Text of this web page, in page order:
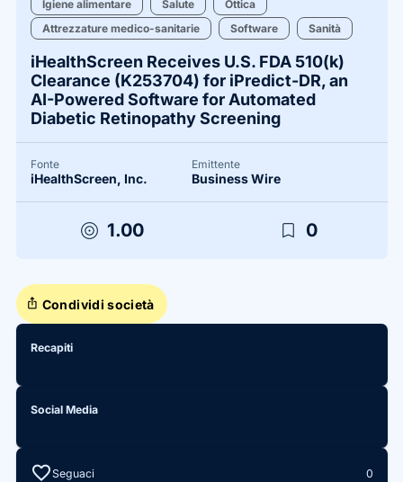
Igiene alimentare
Salute
Ottica
Attrezzature medico-sanitarie
Software Sanità
iHealthScreen Receives U.S. FDA 510(k)
Clearance (K253704) for iPredict-DR, an
AI-Powered Software for Automated
Diabetic Retinopathy Screening
Fonte
iHealthScreen, Inc.
Emittente
Business Wire
target 1.00 bookmark_border 0
ios_share Condividi società
Recapiti
Social Media
favorite Seguaci 0